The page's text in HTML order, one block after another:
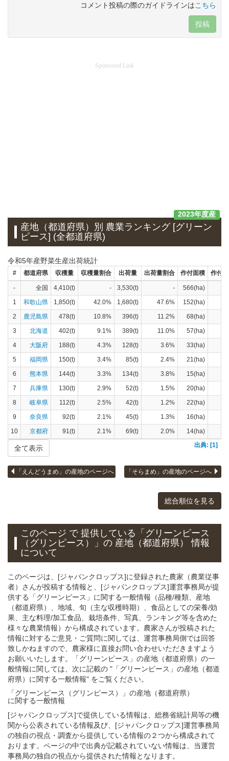
コメント投稿の際のガイドラインはこちら
投稿
Sponsored Link
2023年度産
産地（都道府県）別 農業ランキング [グリーン
ピース] (全都道府県)
令和5年産野菜生産出荷統計
# 都道府県 収穫量 収穫量割合 出荷量 出荷量割合 作付面積 作付
- 全国 4,410(t) - 3,530(t) -
566(ha)
1
和歌山県 1,850(t) 42.0% 1,680(t) 47.6%
152(ha)
2
鹿児島県 478(t) 10.8% 396(t) 11.2%
68(ha)
3
北海道 402(t) 9.1% 389(t) 11.0%
57(ha)
4
大阪府 188(t) 4.3% 128(t) 3.6%
33(ha)
5
福岡県 150(t) 3.4% 85(t) 2.4%
21(ha)
6
熊本県 144(t) 3.3% 134(t) 3.8%
15(ha)
7
兵庫県 130(t) 2.9% 52(t) 1.5%
20(ha)
8
岐阜県 112(t) 2.5% 42(t) 1.2%
22(ha)
9
奈良県 92(t) 2.1% 45(t) 1.3%
16(ha)
10
京都府 91(t) 2.1% 69(t) 2.0%
14(ha)
出典: [1]
全て表示
「えんどうまめ」の産地のページへ 「そらまめ」の産地のページへ
総合順位を見る
このページ で 提供している「グリーンピース
（グリンピース）」の 産地（都道府県） 情報
について
このページは、[ジャパンクロップス]に登録された農家（農業従事
者）さんが投稿する情報と、[ジャパンクロップス]運営事務局が提
供する「グリーンピース」に関する一般情報（品種/種類、産地
（都道府県）、地域、旬（主な収穫時期）、食品としての栄養/効
果、主な料理/加工食品、栽培条件、写真、ランキング等を含めた
様々な農業情報）から構成されています。農家さんが投稿された
情報に対するご意見・ご質問に関しては、運営事務局側では回答
致しかねますので、農家様に直接お問い合わせいただきますよう
お願いいたします。「グリーンピース」の産地（都道府県）の一
般情報に関しては、次に記載の "「グリーンピース」の産地（都道
府県）に関する一般情報" をご覧ください。
「グリーンピース（グリンピース）」 の産地（都道府県）
に関する一般情報
[ジャパンクロップス]で提供している情報は、総務省統計局等の機
関から公表されている情報及び、[ジャパンクロップス]運営事務局
の独自の視点・調査から提供している情報の２つから構成されて
おります。ページの中で出典が記載されていない情報は、当運営
事務局の独自の視点から提供された情報となります。